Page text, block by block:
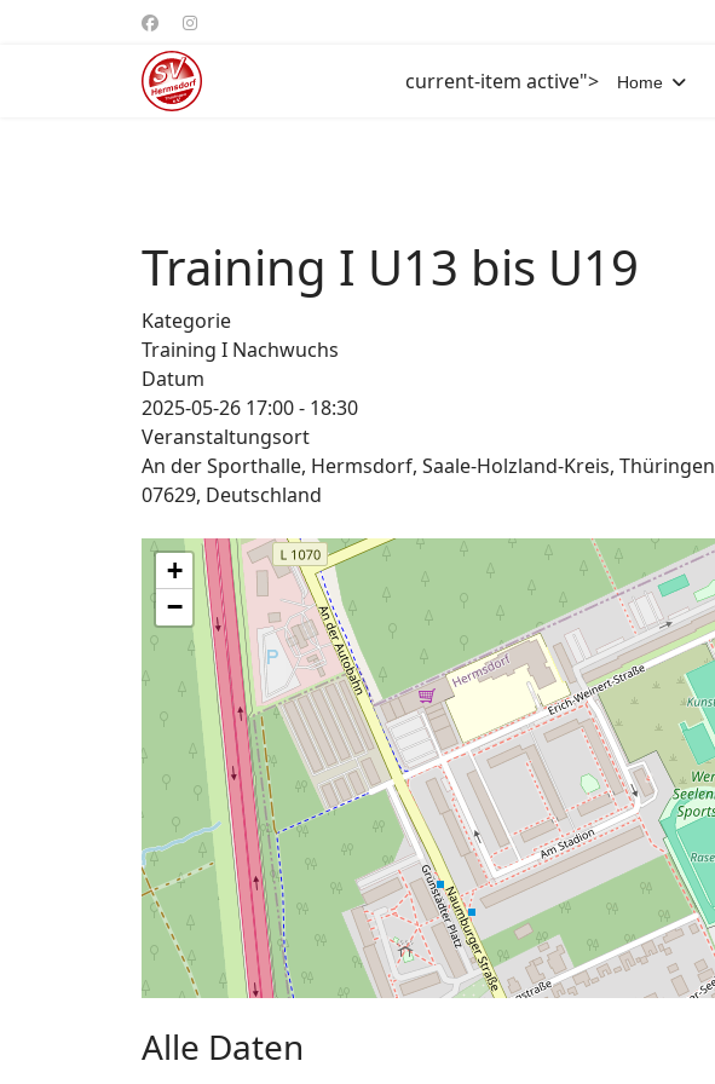
current-item active"> Home
Training I U13 bis U19
Kategorie
Training I Nachwuchs
Datum
2025-05-26 17:00- 18:30
Veranstaltungsort
An der Sporthalle, Hermsdorf, Saale-Holzland-Kreis, Thüringen
07629, Deutschland
+
−
Alle Daten